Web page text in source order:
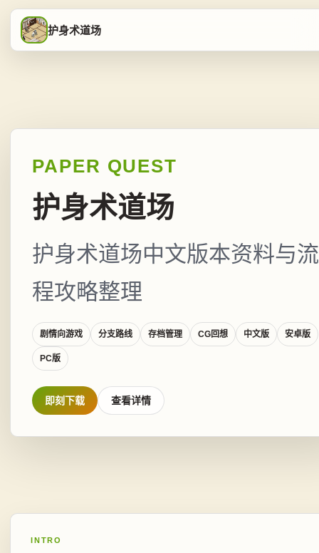
护身术道场
PAPER QUEST
护身术道场
护身术道场中文版本资料与流
程攻略整理
剧情向游戏 分支路线 存档管理 CG回想 中文版 安卓版
PC版
即刻下载 查看详情
INTRO